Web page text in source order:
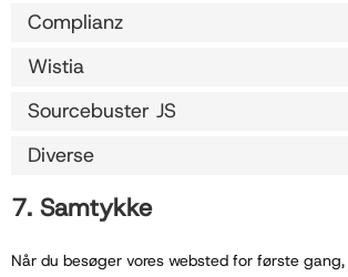
Complianz
Wistia
Sourcebuster JS
Diverse
7. Samtykke
Når du besøger vores websted for første